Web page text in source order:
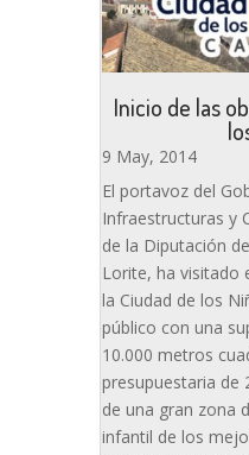
Inicio de las
9 May, 2014
El portavoz del
Infraestructuras y
de la Diputación
Lorite, ha visitado
la Ciudad de los
público con una
10.000 metros
presupuestaria de
de una gran zona
infantil de los